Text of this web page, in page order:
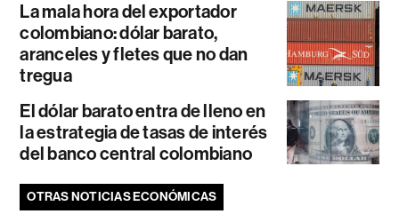
La mala hora del exportador
colombiano: dólar barato,
aranceles y fletes que no dan
tregua
El dólar barato entra de lleno en
la estrategia de tasas de interés
del banco central colombiano
OTRAS NOTICIAS ECONÓMICAS